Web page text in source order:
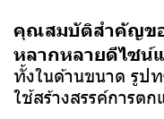
คุณสมบัติสำคัญขอ
หลากหลายดีไซน์
ทั้งในด้านขนาด รูป
ใช้สร้างสรรค์การต